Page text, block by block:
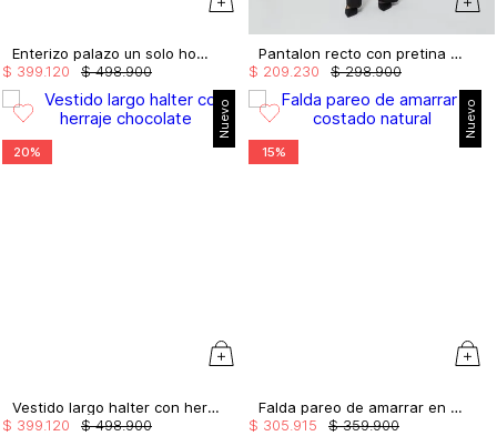
Enterizo palazo un solo hombro
$ 498.900
$ 399120
Pantalon recto con pretina en satin
$ 298.900
$ 209 230
Nuevo
20%
Vestido largo halter con herraje
$ 498.900
$ 399120
Nuevo
15%
Falda pareo de amarrar en costado
$ 359.900
$ 305 915